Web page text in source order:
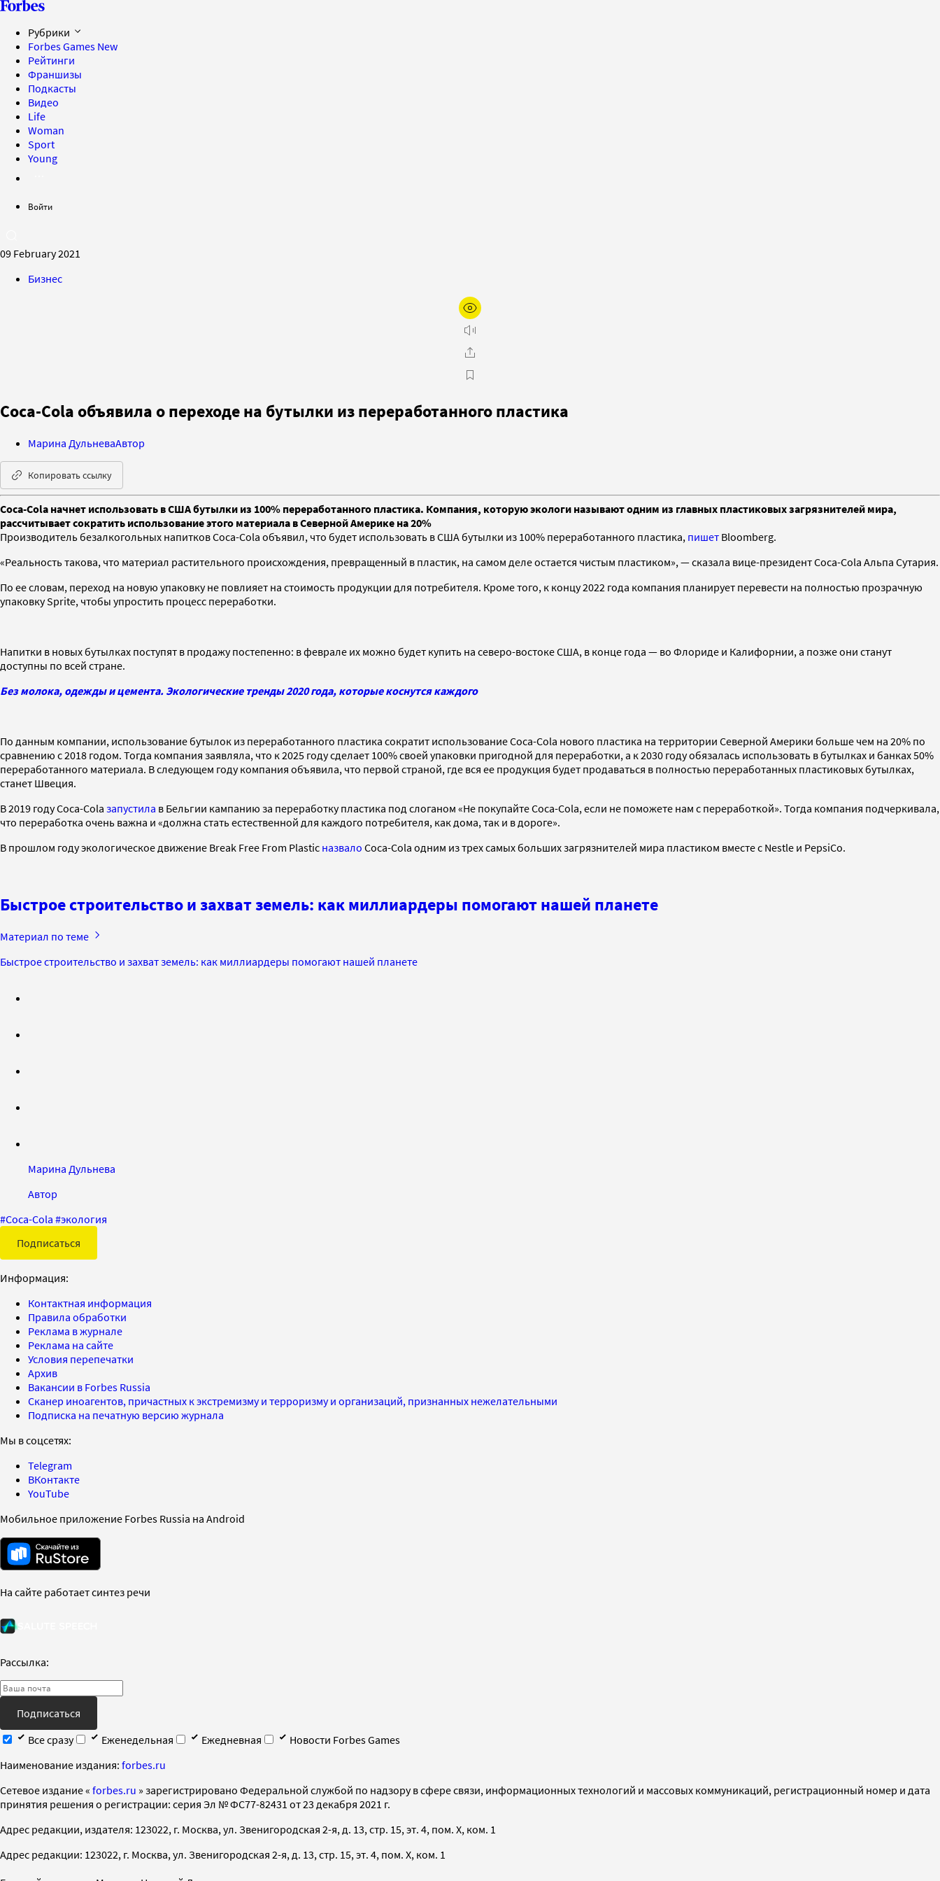
Рубрики
Forbes Games New
Рейтинги
Франшизы
Подкасты
Видео
Life
Woman
Sport
Young
Войти
09 February 2021
Бизнес
Coca-Cola объявила о переходе на бутылки из переработанного пластика
Марина ДульневаАвтор
Копировать ссылку
Coca-Cola начнет использовать в США бутылки из 100% переработанного пластика. Компания, которую экологи называют одним из главных пластиковых загрязнителей мира,
рассчитывает сократить использование этого материала в Северной Америке на 20%
Производитель безалкогольных напитков Coca-Cola объявил, что будет использовать в США бутылки из 100% переработанного пластика, пишет Bloomberg.
«Реальность такова, что материал растительного происхождения, превращенный в пластик, на самом деле остается чистым пластиком», — сказала вице-президент Coca-Cola Альпа Сутария.
По ее словам, переход на новую упаковку не повлияет на стоимость продукции для потребителя. Кроме того, к концу 2022 года компания планирует перевести на полностью прозрачную
упаковку Sprite, чтобы упростить процесс переработки.
Напитки в новых бутылках поступят в продажу постепенно: в феврале их можно будет купить на северо-востоке США, в конце года — во Флориде и Калифорнии, а позже они станут
доступны по всей стране.
Без молока, одежды и цемента. Экологические тренды 2020 года, которые коснутся каждого
По данным компании, использование бутылок из переработанного пластика сократит использование Coca-Cola нового пластика на территории Северной Америки больше чем на 20% по
сравнению с 2018 годом. Тогда компания заявляла, что к 2025 году сделает 100% своей упаковки пригодной для переработки, а к 2030 году обязалась использовать в бутылках и банках 50%
переработанного материала. В следующем году компания объявила, что первой страной, где вся ее продукция будет продаваться в полностью переработанных пластиковых бутылках,
станет Швеция.
В 2019 году Coca-Cola запустила в Бельгии кампанию за переработку пластика под слоганом «Не покупайте Coca-Cola, если не поможете нам с переработкой». Тогда компания подчеркивала,
что переработка очень важна и «должна стать естественной для каждого потребителя, как дома, так и в дороге».
В прошлом году экологическое движение Break Free From Plastic назвало Coca-Cola одним из трех самых больших загрязнителей мира пластиком вместе с Nestle и PepsiCo.
Быстрое строительство и захват земель: как миллиардеры помогают нашей планете
Материал по теме
Быстрое строительство и захват земель: как миллиардеры помогают нашей планете
Марина Дульнева
Автор
#Coca-Cola #экология
Подписаться
Информация:
Контактная информация
Правила обработки
Реклама в журнале
Реклама на сайте
Условия перепечатки
Архив
Вакансии в Forbes Russia
Сканер иноагентов, причастных к экстремизму и терроризму и организаций, признанных нежелательными
Подписка на печатную версию журнала
Мы в соцсетях:
Telegram
ВКонтакте
YouTube
Мобильное приложение Forbes Russia на Android
На сайте работает синтез речи
Рассылка:
Подписаться
Все сразу
Еженедельная Ежедневная
Новости Forbes Games
Наименование издания: forbes.ru
Cетевое издание « forbes.ru » зарегистрировано Федеральной службой по надзору в сфере связи, информационных технологий и массовых коммуникаций, регистрационный номер и дата
принятия решения о регистрации: серия Эл № ФС77-82431 от 23 декабря 2021 г.
Адрес редакции, издателя: 123022, г. Москва, ул. Звенигородская 2-я, д. 13, стр. 15, эт. 4, пом. X, ком. 1
Адрес редакции: 123022, г. Москва, ул. Звенигородская 2-я, д. 13, стр. 15, эт. 4, пом. X, ком. 1